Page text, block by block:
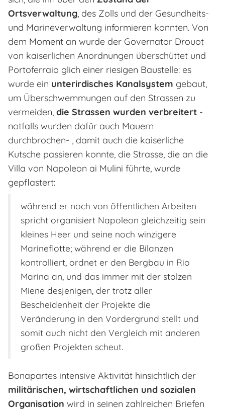
Ortsverwaltung, des Zolls und der Gesundheits-
und Marineverwaltung informieren konnten. Von
dem Moment an wurde der Governator Drouot
von kaiserlichen Anordnungen überschüttet und
Portoferraio glich einer riesigen Baustelle: es
wurde ein unterirdisches Kanalsystem gebaut,
um Überschwemmungen auf den Strassen zu
vermeiden, die Strassen wurden verbreitert -
notfalls wurden dafür auch Mauern
durchbrochen- , damit auch die kaiserliche
Kutsche passieren konnte, die Strasse, die an die
Villa von Napoleon ai Mulini führte, wurde
gepflastert:
während er noch von öffentlichen Arbeiten
spricht organisiert Napoleon gleichzeitig sein
kleines Heer und seine noch winzigere
Marineflotte; während er die Bilanzen
kontrolliert, ordnet er den Bergbau in Rio
Marina an, und das immer mit der stolzen
Miene desjenigen, der trotz aller
Bescheidenheit der Projekte die
Veränderung in den Vordergrund stellt und
somit auch nicht den Vergleich mit anderen
großen Projekten scheut.
Bonapartes intensive Aktivität hinsichtlich der
militärischen, wirtschaftlichen und sozialen
Organisation wird in seinen zahlreichen Briefen